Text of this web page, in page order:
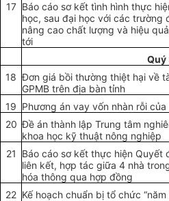
17 Báo cáo sơ kết tình hình thực
học, sau đại học với các trường
nâng cao chất lượng và hiệu
tới
Quý
18 Đơn giá bồi thường thiệt hại về
GPMB trên địa bàn tỉnh
19 Phương án vay vốn nhàn rỗi
20 Đề án thành lập Trung tâm
khoa học kỹ thuật nông nghiệp
21 Báo cáo sơ kết thực hiện Quyết
liên kết, hợp tác giữa 4 nhà
hóa thông qua hợp đồng
22 Kế hoạch chuẩn bị tổ chức